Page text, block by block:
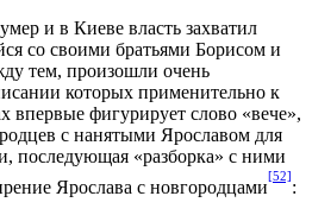
и в Киеве власть захватил
со своими братьями Борисом и
тем, произошли очень
которых применительно к
впервые фигурирует слово «вече»,
с нанятыми Ярославом для
последующая «разборка» с ними
Ярослава с новгородцами
[52]
: